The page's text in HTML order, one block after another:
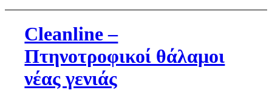
Cleanline –
Πτηνοτροφικοί θάλαμοι
νέας γενιάς